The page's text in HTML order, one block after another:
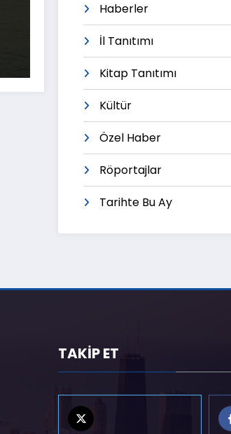
Haberler
İl Tanıtımı
Kitap Tanıtımı
Kültür
Özel Haber
Röportajlar
Tarihte Bu Ay
TAKİP ET